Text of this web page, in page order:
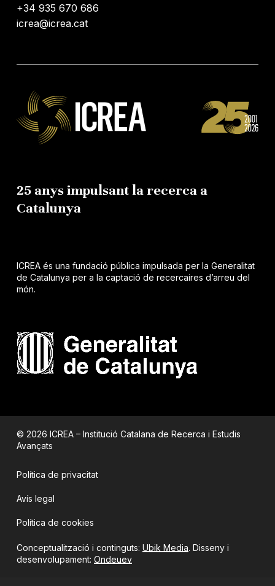
+34 935 670 686
icrea@icrea.cat
25 anys impulsant la recerca a
Catalunya
ICREA és una fundació pública impulsada per la Generalitat
de Catalunya per a la captació de recercaires d’arreu del
món.
© 2026 ICREA – Institució Catalana de Recerca i Estudis
Avançats
Política de privacitat
Avís legal
Política de cookies
Conceptualització i continguts: Ubik Media. Disseny i
desenvolupament: Ondeuev